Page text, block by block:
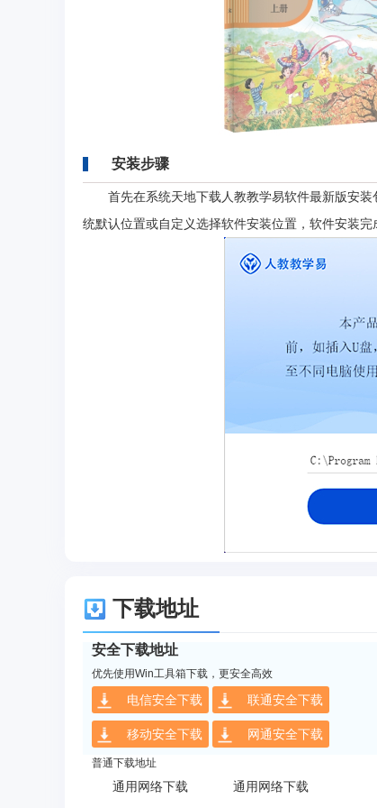
安装步骤
首先在系统天地下载人教教学易软件最新版安
统默认位置或自定义选择软件安装位置，软件安装完
下载地址
安全下载地址
优先使用Win工具箱下载，更安全高效
电信安全下载 联通安全下载
移动安全下载 网通安全下载
普通下载地址
通用网络下载 通用网络下载